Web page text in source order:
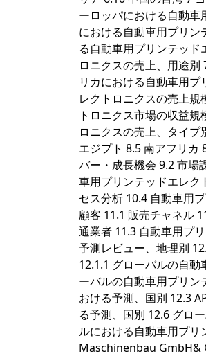
ーロッパにおける自動
における自動車用プリ
る自動車用プリンテッ
ロニクスの売上、用途
リカにおける自動車用
レクトロニクスの売上
トロニクス市場の収益
ロニクスの売上、タイ
エジプト 8.5 南アフリカ
バー・成長機会 9.2 市場
車用プリンテッドエレク
セス分析 10.4 自動車用
顧客 11.1 販売チャネル
通業者 11.3 自動車用プ
予測レビュー、地理別
12.1.1 グローバルの自
ーバルの自動車用プリ
おける予測、国別 12.3
る予測、国別 12.6 グロ
ルにおける自動車用プ
Maschinenbau GmbH&